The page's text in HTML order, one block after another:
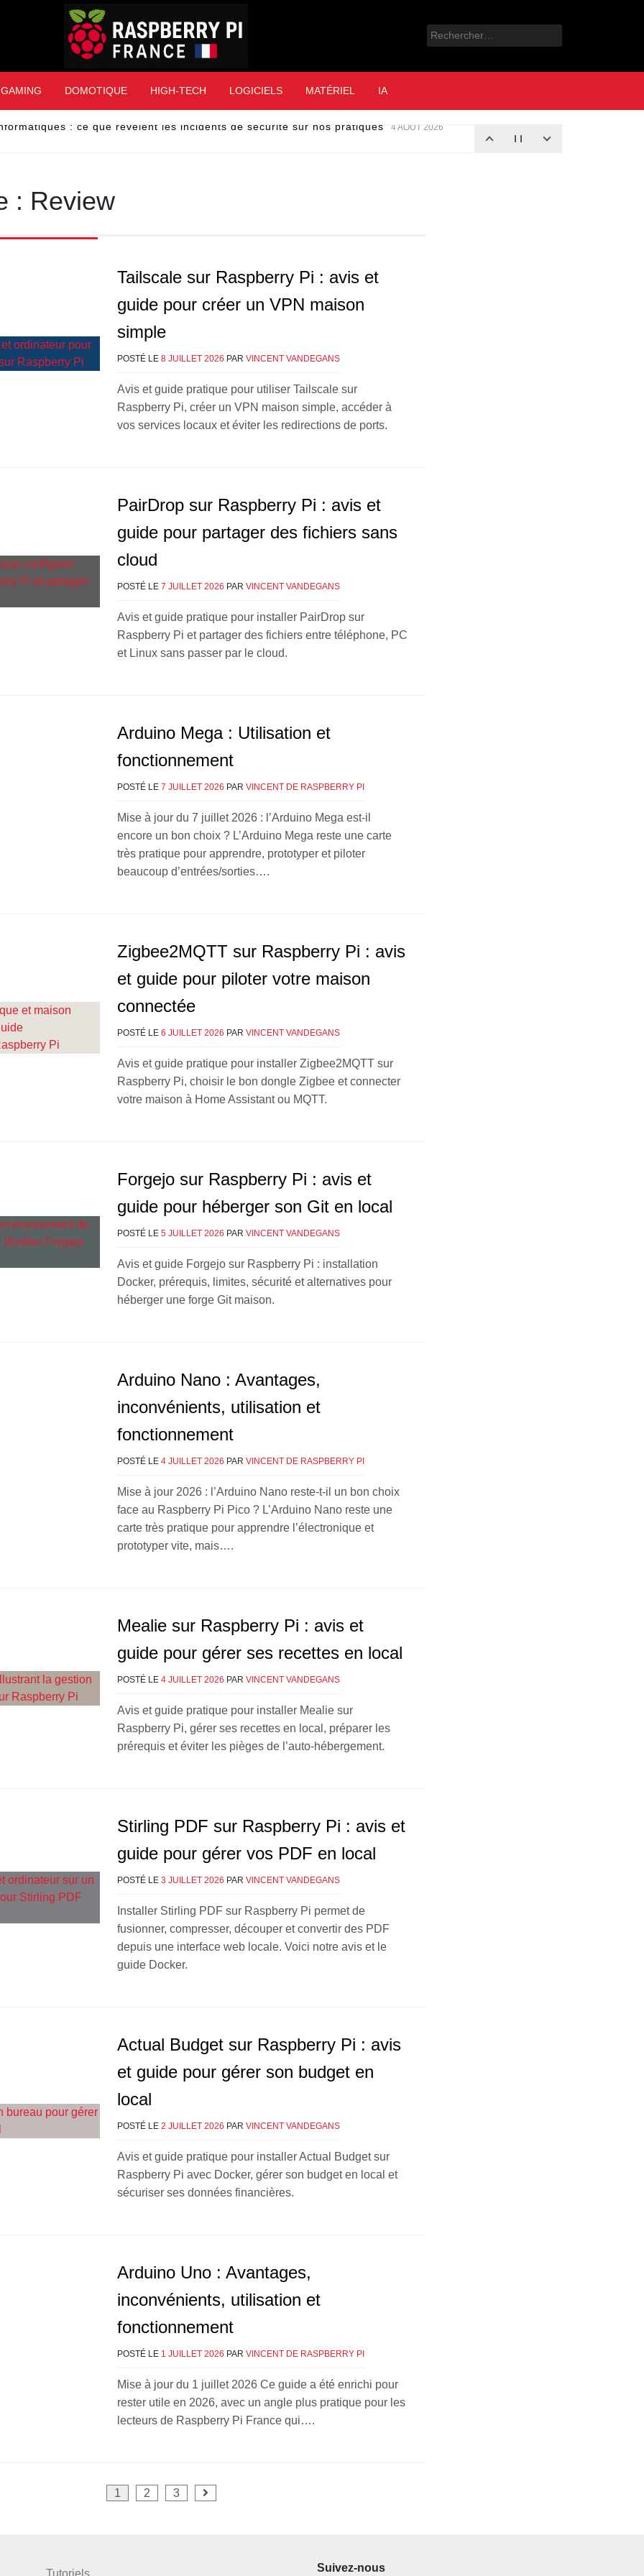
Raspberry Pi France
Rechercher :
GAMING DOMOTIQUE HIGH-TECH LOGICIELS MATÉRIEL IA
: Review
Tailscale sur Raspberry Pi : avis et
guide pour créer un VPN maison
simple
POSTÉ LE 8 JUILLET 2026 PAR VINCENT VANDEGANS
Avis et guide pratique pour utiliser Tailscale sur
Raspberry Pi, créer un VPN maison simple, accéder à
vos services locaux et éviter les redirections de ports.
PairDrop sur Raspberry Pi : avis et
guide pour partager des fichiers sans
cloud
POSTÉ LE 7 JUILLET 2026 PAR VINCENT VANDEGANS
Avis et guide pratique pour installer PairDrop sur
Raspberry Pi et partager des fichiers entre téléphone, PC
et Linux sans passer par le cloud.
Arduino Mega : Utilisation et
fonctionnement
POSTÉ LE 7 JUILLET 2026 PAR VINCENT DE RASPBERRY PI
Mise à jour du 7 juillet 2026 : l’Arduino Mega est-il
encore un bon choix ? L’Arduino Mega reste une carte
très pratique pour apprendre, prototyper et piloter
beaucoup d’entrées/sorties….
Zigbee2MQTT sur Raspberry Pi : avis
et guide pour piloter votre maison
connectée
POSTÉ LE 6 JUILLET 2026 PAR VINCENT VANDEGANS
Avis et guide pratique pour installer Zigbee2MQTT sur
Raspberry Pi, choisir le bon dongle Zigbee et connecter
votre maison à Home Assistant ou MQTT.
Forgejo sur Raspberry Pi : avis et
guide pour héberger son Git en local
POSTÉ LE 5 JUILLET 2026 PAR VINCENT VANDEGANS
Avis et guide Forgejo sur Raspberry Pi : installation
Docker, prérequis, limites, sécurité et alternatives pour
héberger une forge Git maison.
Arduino Nano : Avantages,
inconvénients, utilisation et
fonctionnement
POSTÉ LE 4 JUILLET 2026 PAR VINCENT DE RASPBERRY PI
Mise à jour 2026 : l’Arduino Nano reste-t-il un bon choix
face au Raspberry Pi Pico ? L’Arduino Nano reste une
carte très pratique pour apprendre l’électronique et
prototyper vite, mais….
Mealie sur Raspberry Pi : avis et
guide pour gérer ses recettes en local
POSTÉ LE 4 JUILLET 2026 PAR VINCENT VANDEGANS
Avis et guide pratique pour installer Mealie sur
Raspberry Pi, gérer ses recettes en local, préparer les
prérequis et éviter les pièges de l’auto-hébergement.
Stirling PDF sur Raspberry Pi : avis et
guide pour gérer vos PDF en local
POSTÉ LE 3 JUILLET 2026 PAR VINCENT VANDEGANS
Installer Stirling PDF sur Raspberry Pi permet de
fusionner, compresser, découper et convertir des PDF
depuis une interface web locale. Voici notre avis et le
guide Docker.
Actual Budget sur Raspberry Pi : avis
et guide pour gérer son budget en
local
POSTÉ LE 2 JUILLET 2026 PAR VINCENT VANDEGANS
Avis et guide pratique pour installer Actual Budget sur
Raspberry Pi avec Docker, gérer son budget en local et
sécuriser ses données financières.
Arduino Uno : Avantages,
inconvénients, utilisation et
fonctionnement
POSTÉ LE 1 JUILLET 2026 PAR VINCENT DE RASPBERRY PI
Mise à jour du 1 juillet 2026 Ce guide a été enrichi pour
rester utile en 2026, avec un angle plus pratique pour les
lecteurs de Raspberry Pi France qui….
1 2 3
Tutoriels Suivez-nous